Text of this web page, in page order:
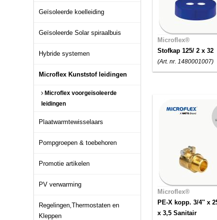
Geïsoleerde koelleiding
Geïsoleerde Solar spiraalbuis
Hybride systemen
Microflex Kunststof leidingen
Microflex voorgeïsoleerde
leidingen
Plaatwarmtewisselaars
Pompgroepen & toebehoren
Promotie artikelen
PV verwarming
Regelingen,Thermostaten en
Kleppen
Microflex®
Stofkap 125/ 2 x 32
(Art. nr. 1480001007)
Microflex®
PE-X kopp. 3/4'' x
x 3,5 Sanitair